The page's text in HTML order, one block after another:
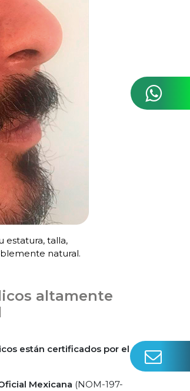
estatura, talla,
natural.
altamente
están certificados por el
Mexicana (NOM-197-